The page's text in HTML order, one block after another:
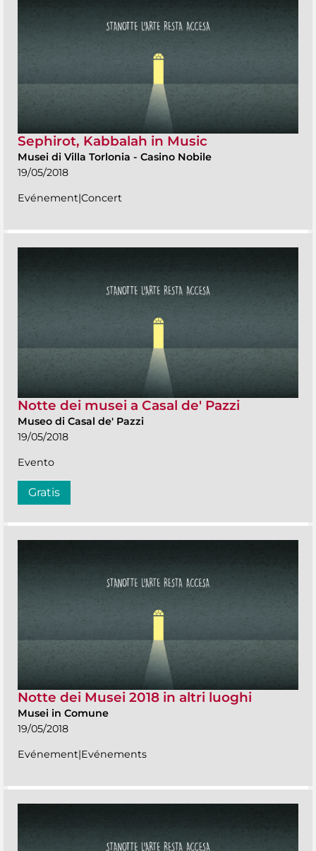
Sephirot, Kabbalah in Music
Musei di Villa Torlonia - Casino Nobile
19/05/2018
Evénement|Concert
Notte dei musei a Casal de' Pazzi
Museo di Casal de' Pazzi
19/05/2018
Evento
Gratis
Notte dei Musei 2018 in altri luoghi
Musei in Comune
19/05/2018
Evénement|Evénements